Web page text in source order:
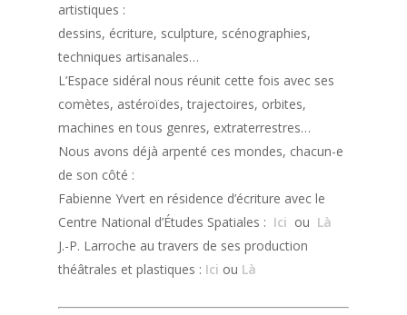
artistiques :
dessins, écriture, sculpture, scénographies,
techniques artisanales…
L’Espace sidéral nous réunit cette fois avec ses
comètes, astéroïdes, trajectoires, orbites,
machines en tous genres, extraterrestres…
Nous avons déjà arpenté ces mondes, chacun-e
de son côté :
Fabienne Yvert en résidence d’écriture avec le
Centre National d’Études Spatiales : Ici ou Là
J.-P. Larroche au travers de ses production
théâtrales et plastiques : Ici ou Là